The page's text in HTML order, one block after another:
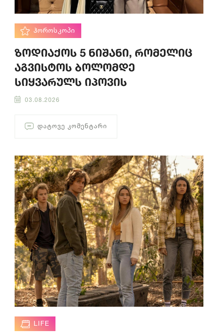
ᲰᲝᲠᲝᲡᲙᲝᲞᲘ
ზოდიაქოს 5 ნიშანი, რომელიც
აგვისტოს ბოლომდე
სიყვარულს იპოვის
03.08.2026
ᲓᲐᲢᲝᲕᲔ ᲙᲝᲛᲔᲜᲢᲐᲠᲘ
LIFE